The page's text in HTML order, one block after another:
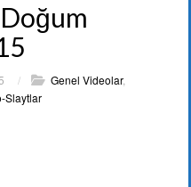
/ Genel Videolar,
Slaytlar